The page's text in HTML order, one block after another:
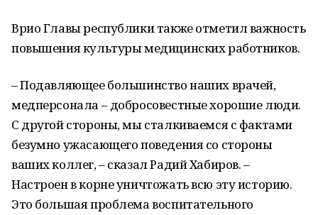
Врио Главы республики также отметил важность
повышения культуры медицинских работников.
– Подавляющее большинство наших врачей,
медперсонала – добросовестные хорошие люди.
С другой стороны, мы сталкиваемся с фактами
безумно ужасающего поведения со стороны
ваших коллег, – сказал Радий Хабиров. –
Настроен в корне уничтожать всю эту историю.
Это большая проблема воспитательного